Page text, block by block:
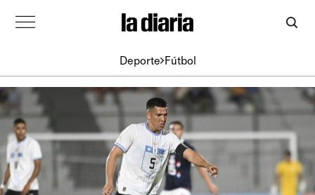
Deporte Fútbol